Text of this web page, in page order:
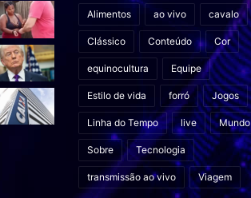
Alimentos ao vivo cavalo
Clássico Conteúdo Cor
equinocultura Equipe
Estilo de vida forró Jogos
Linha do Tempo live Mundo
Sobre Tecnologia
transmissão ao vivo Viagem